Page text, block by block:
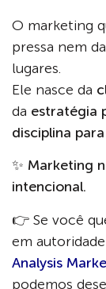
O marketing
pressa nem
lugares.
Ele nasce da
da estratégia
disciplina
✨ Marketing
intencional.
👉 Se você
em
Analysis
podemos